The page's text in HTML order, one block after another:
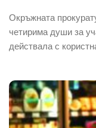
Окръжната
четирима души за
действала с